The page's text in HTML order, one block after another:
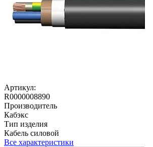
Артикул:
R0000008890
Производитель
Кабэкс
Тип изделия
Кабель силовой
Все характеристики